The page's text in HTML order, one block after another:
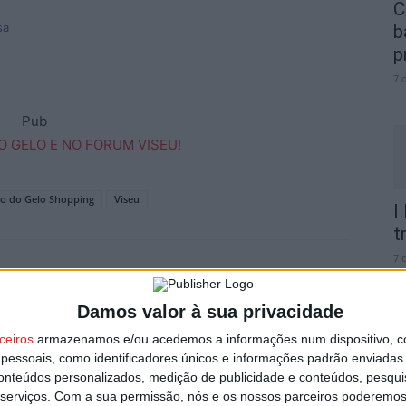
Damos valor à sua privacidade
armazenamos e/ou acedemos a informações num dispositivo,
como identificadores únicos e informações padrão
personalizados, medição de publicidade e conteúdos,
Com a sua permissão, nós e os nossos parceiros
Pub
do Gelo Shopping Viseu
Próximo artigo
São Pedro do Sul: André Cabeças venceu Rali
7
I
7